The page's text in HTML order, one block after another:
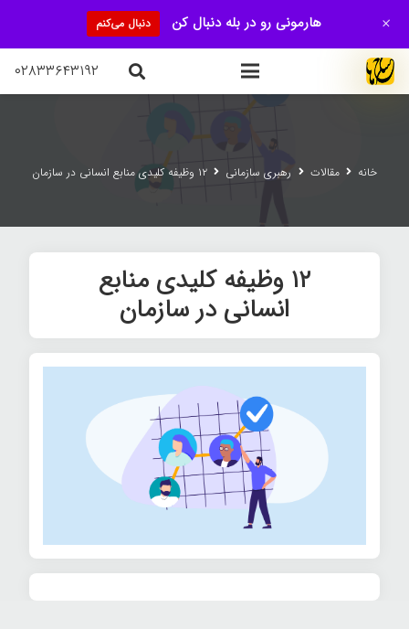
۰۲۸۳۳۶۴۳۱۹۲
خانه مقالات رهبری سازمانی ۱۲ وظیفه کلیدی منابع انسانی در سازمان
۱۲ وظیفه کلیدی منابع
انسانی در سازمان
هارمونی رو در بله دنبال کن دنبال می‌کنم +